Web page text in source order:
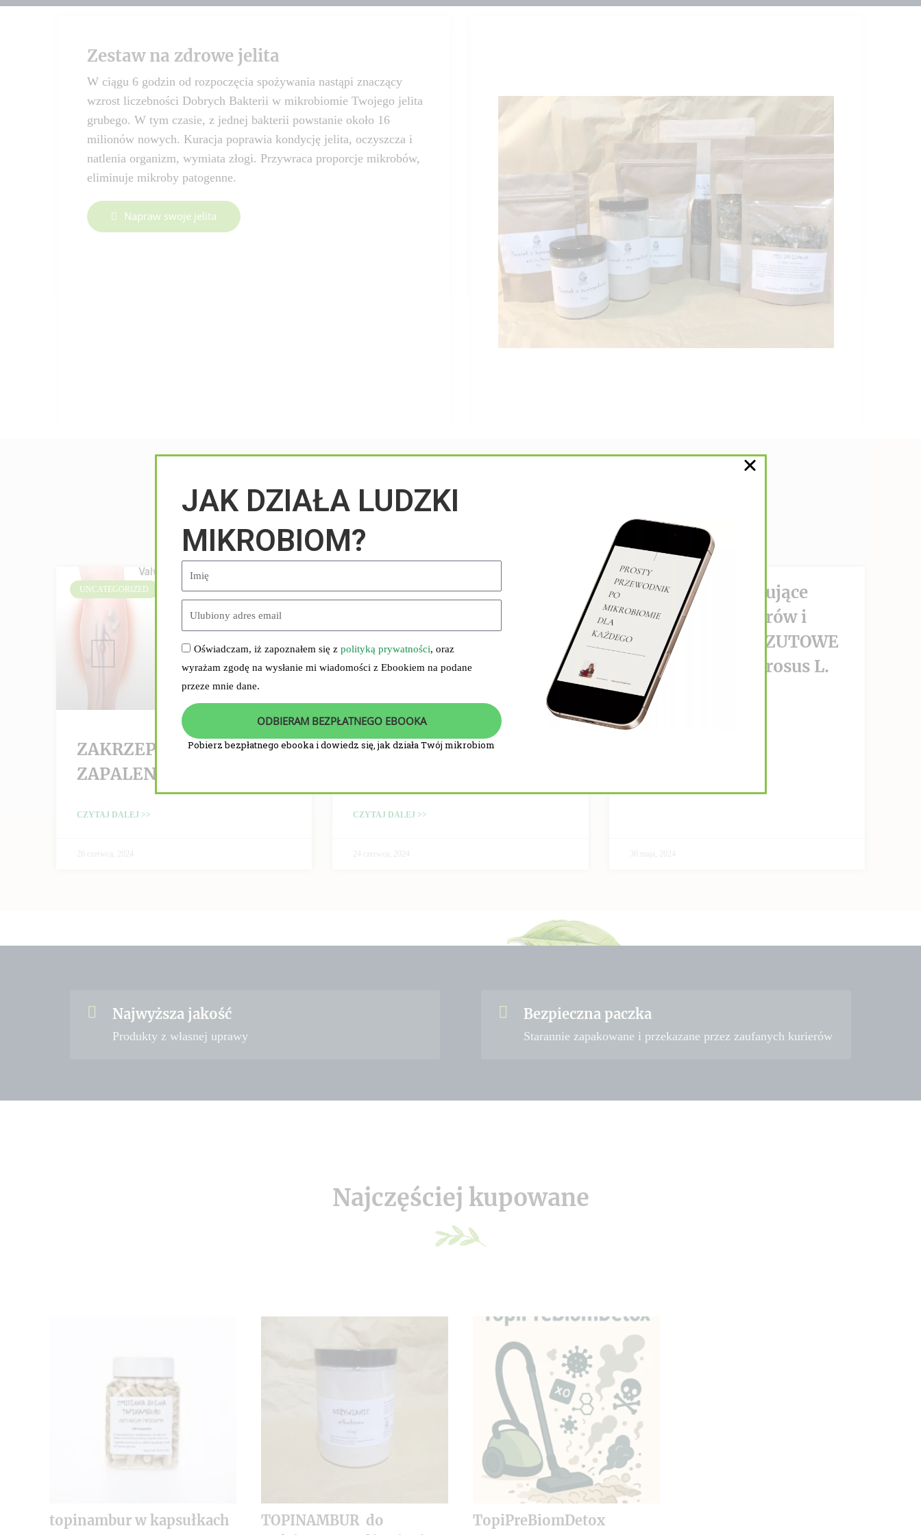
Zestaw na zdrowe jelita
W ciągu 6 godzin od rozpoczęcia spożywania nastąpi znaczący
wzrost liczebności Dobrych Bakterii w mikrobiomie Twojego jelita
grubego. W tym czasie, z jednej bakterii powstanie około 16
milionów nowych. Kuracja poprawia kondycję jelita, oczyszcza i
natlenia organizm, wymiata złogi. Przywraca proporcje mikrobów,
eliminuje mikroby patogenne.
Napraw swoje jelita
UNCATEGORIZED
ZAKRZEPICA /
ZAPALENIE ŻYŁ
CZYTAJ DALEJ >>
26 czerwca, 2024
UNCATEGORIZED
PRZEBIEG I WYNIKI
CZYTAJ DALEJ >>
24 czerwca, 2024
DZIAŁANIE hamujące
wzrost nowotworów i
PRZECIWPRZERZUTOWE
Helianthus Tuberosus L.
CZYTAJ DALEJ >>
30 maja, 2024
Najwyższa jakość
Produkty z własnej uprawy
Bezpieczna paczka
Starannie zapakowane i przekazane przez zaufanych kurierów
Najczęściej kupowane
topinambur w kapsułkach
TOPINAMBUR do
TopiPreBiomDetox
JAK DZIAŁA LUDZKI
MIKROBIOM?
Oświadczam, iż zapoznałem się z polityką prywatności, oraz
wyrażam zgodę na wysłanie mi wiadomości z Ebookiem na podane
przeze mnie dane.
ODBIERAM BEZPŁATNEGO EBOOKA
Pobierz bezpłatnego ebooka i dowiedz się, jak działa Twój mikrobiom